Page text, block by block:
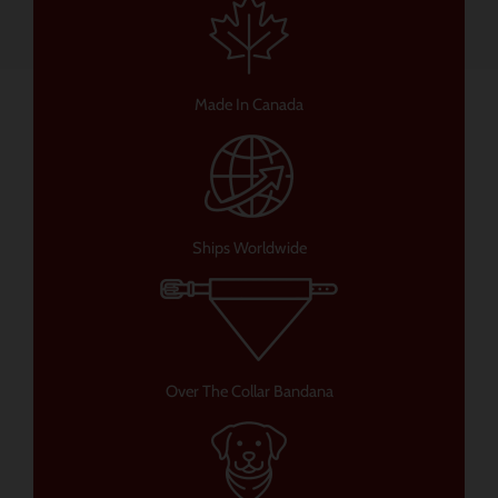
Made In Canada
Ships Worldwide
Over The Collar Bandana